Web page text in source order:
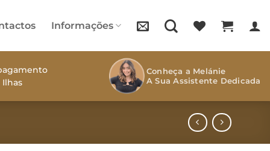
Informações
Conheça a Melánie
A Sua Assistente Dedicada